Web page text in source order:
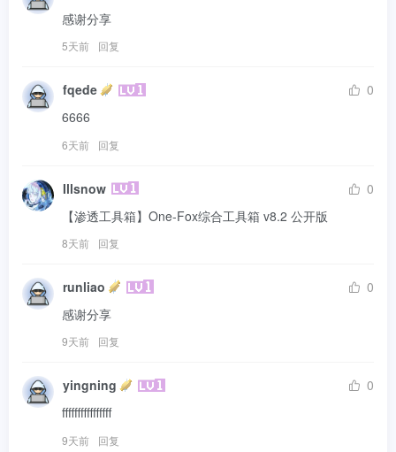
感谢分享
5天前 回复
fqede
0
6666
6天前 回复
Illsnow
0
【渗透工具箱】One-Fox综合工具箱 v8.2 公开版
8天前 回复
runliao
0
感谢分享
9天前 回复
yingning
0
ffffffffffffffff
9天前 回复